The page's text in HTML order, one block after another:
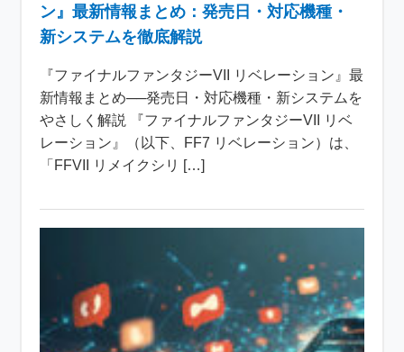
ン』最新情報まとめ：発売日・対応機種・
新システムを徹底解説
『ファイナルファンタジーVII リベレーション』最
新情報まとめ──発売日・対応機種・新システムを
やさしく解説 『ファイナルファンタジーVII リベ
レーション』（以下、FF7 リベレーション）は、
「FFVII リメイクシリ […]